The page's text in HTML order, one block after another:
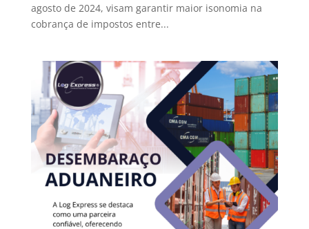
agosto de 2024, visam garantir maior isonomia na
cobrança de impostos entre...